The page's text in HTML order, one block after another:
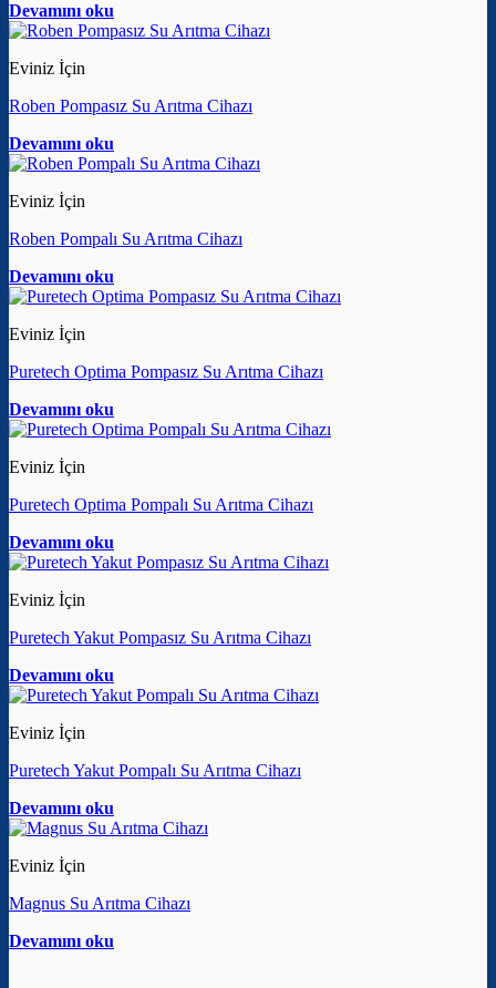
Devamını oku
Eviniz İçin
Roben Pompasız Su Arıtma Cihazı
Devamını oku
Eviniz İçin
Roben Pompalı Su Arıtma Cihazı
Devamını oku
Eviniz İçin
Puretech Optima Pompasız Su Arıtma Cihazı
Devamını oku
Eviniz İçin
Puretech Optima Pompalı Su Arıtma Cihazı
Devamını oku
Eviniz İçin
Puretech Yakut Pompasız Su Arıtma Cihazı
Devamını oku
Eviniz İçin
Puretech Yakut Pompalı Su Arıtma Cihazı
Devamını oku
Eviniz İçin
Magnus Su Arıtma Cihazı
Devamını oku